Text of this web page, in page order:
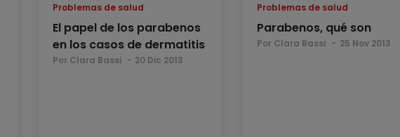
Problemas de salud
El papel de los parabenos
en los casos de dermatitis
Por Clara Bassi 20 Dic 2013
Problemas de salud
Parabenos, qué son
Por Clara Bassi 25 Nov 2013